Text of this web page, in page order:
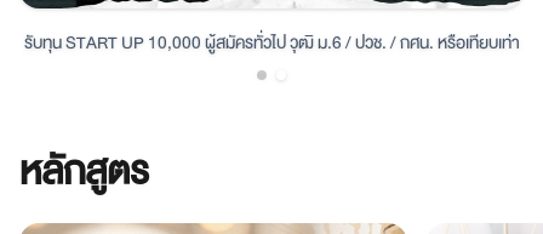
รับทุน START UP 10,000 ผู้สมัครทั่วไป วุฒิ ม.6 / ปวช. / กศน. หรือเทียบเท่า
หลักสูตร